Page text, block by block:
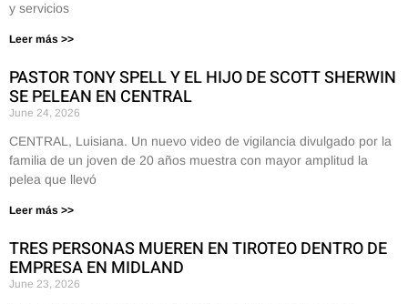
y servicios
Leer más >>
PASTOR TONY SPELL Y EL HIJO DE SCOTT SHERWIN
SE PELEAN EN CENTRAL
June 24, 2026
CENTRAL, Luisiana. Un nuevo video de vigilancia divulgado por la
familia de un joven de 20 años muestra con mayor amplitud la
pelea que llevó
Leer más >>
TRES PERSONAS MUEREN EN TIROTEO DENTRO DE
EMPRESA EN MIDLAND
June 23, 2026